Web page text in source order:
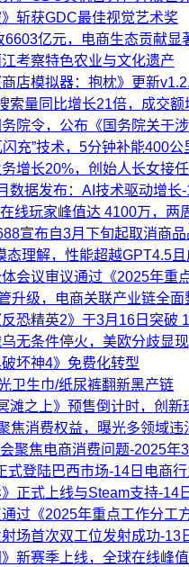
》斩获GDC最佳视觉艺术奖
6603亿元，电商生态贡献显
考察特色农业与文化遗产
店模拟器：抱枕》更新
索量同比增长21倍，成交
院令，公布《国务院关于
闪充”技术，5分钟补能400
增长20%，创始人长女接
数据发布：AI技术驱动增长
线玩家峰值达 ​4100万，
宣布自3月下旬起取消商品
态理解，性能超越GPT4.5
会议审议通过《2025年重
升级，电商关联产业链全面
恐精英2》于3月16日突破
无条件停火，美​欧分歧显现
坏神4》免费化转型
卫生巾/纸尿裤翻新黑产链
滩之上》预售倒计时，创
焦消费权益，曝光多领域
会聚焦电商消费问题-2025
式登陆巴西市场-14日电商
》正式上线与Steam支持-14
过《2025年重点工作分工
场首次双工位发射成功-13
新赛季上线，全球在线峰